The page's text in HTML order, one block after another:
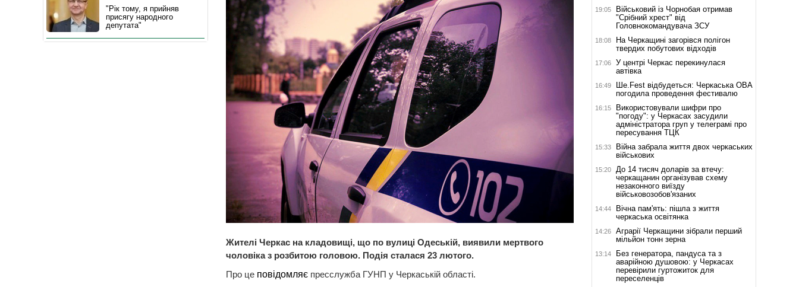
Жителі Черкас на кладовищі, що по вулиці Одеській, виявили мертвого
чоловіка з розбитою головою. Подія сталася 23 лютого.
Про це повідомляєпресслужба ГУНП у Черкаській області.
"Рік тому, я прийняв
присягу народного
депутата"
19:05
Військовий із Чорнобая отримав
"Срібний хрест" від
Головнокомандувача ЗСУ
18:08
На Черкащині загорівся полігон
твердих побутових відходів
17:06
У центрі Черкас перекинулася
автівка
16:49
Ше.Fest відбудеться: Черкаська ОВА
погодила проведення фестивалю
16:15
Використовували шифри про
"погоду": у Черкасах засудили
адміністратора груп у телеграмі про
пересування ТЦК
15:33
Війна забрала життя двох черкаських
військових
15:20
До 14 тисяч доларів за втечу:
черкащанин організував схему
незаконного виїзду
військовозобов'язаних
14:44
Вічна пам'ять: пішла з життя
черкаська освітянка
14:26
Аграрії Черкащини зібрали перший
мільйон тонн зерна
13:14
Без генератора, пандуса та з
аварійною душовою: у Черкасах
перевірили гуртожиток для
переселенців